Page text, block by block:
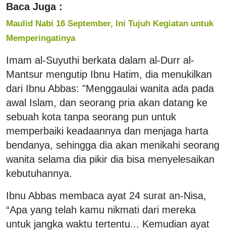
Baca Juga :
Maulid Nabi 16 September, Ini Tujuh Kegiatan untuk
Memperingatinya
Imam al-Suyuthi berkata dalam al-Durr al-
Mantsur mengutip Ibnu Hatim, dia menukilkan
dari Ibnu Abbas: "Menggaulai wanita ada pada
awal Islam, dan seorang pria akan datang ke
sebuah kota tanpa seorang pun untuk
memperbaiki keadaannya dan menjaga harta
bendanya, sehingga dia akan menikahi seorang
wanita selama dia pikir dia bisa menyelesaikan
kebutuhannya.
Ibnu Abbas membaca ayat 24 surat an-Nisa,
“Apa yang telah kamu nikmati dari mereka
untuk jangka waktu tertentu... Kemudian ayat